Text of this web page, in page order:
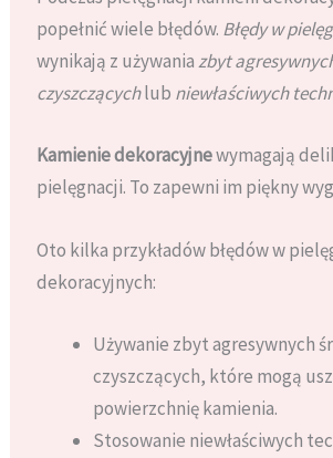
popełnić wiele błędów. Błędy w
wynikają z używaniazbyt
czyszczącychlub niewłaściwych
Kamienie dekoracyjnewymagają
pielęgnacji. To zapewni im piękny
Oto kilka przykładów błędów w
dekoracyjnych:
Używanie zbyt agresywnych
czyszczących, które mogą
powierzchnię kamienia.
Stosowanie niewłaściwych